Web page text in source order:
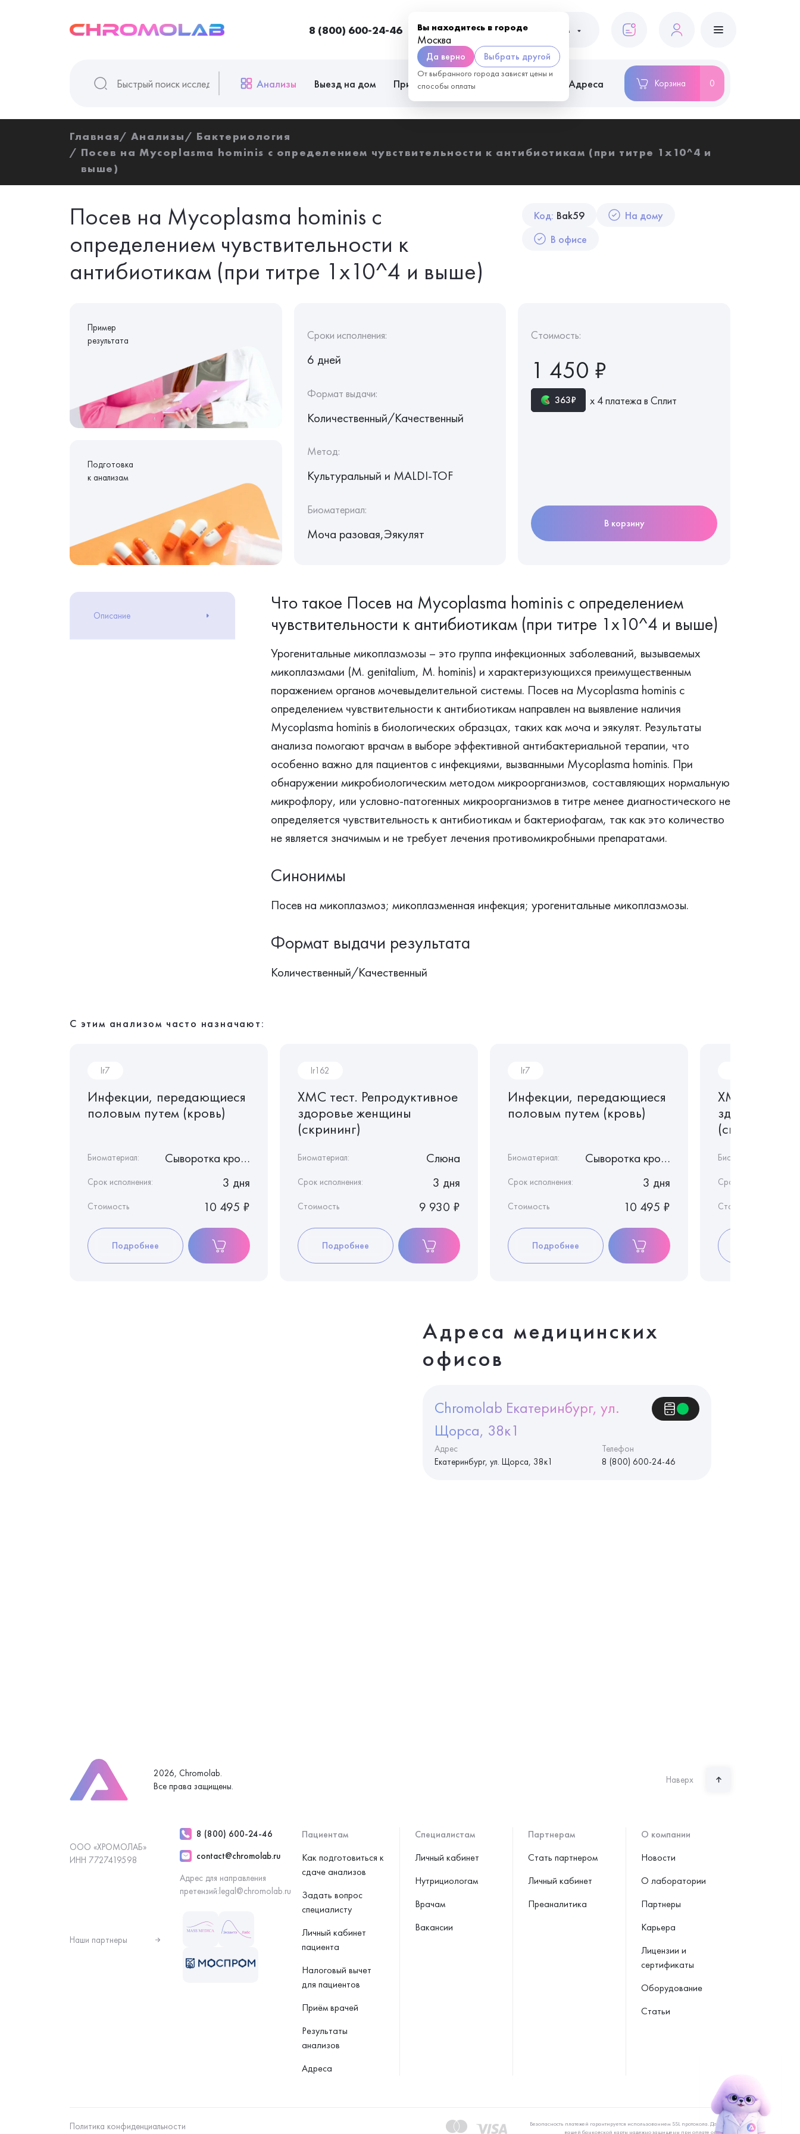
8 (800) 600-24-46 Вы находитесь в городе
Москва
Да верно Выбрать другой
От выбранного города зависят цены и
способы оплаты
Москва Пациентам
Анализы Выезд на дом Приём врачей Адреса Корзина 0
Главная Анализы
Бактериология
Посев на Mycoplasma hominis с определением чувствительности к антибиотикам (при титре 1х10^4 и
выше)
Код: Bak59
На дому
В офисе
Посев на Mycoplasma hominis с
определением чувствительности к
антибиотикам (при титре 1х10^4 и выше)
Пример
результата
Подготовка
к анализам
Сроки исполнения:
6 дней
Формат выдачи:
Количественный/Качественный
Метод:
Культуральный и MALDI-TOF
Биоматериал:
Моча разовая,Эякулят
Стоимость:
1 450 ₽
363₽ х 4 платежа в Сплит
В корзину
Описание
Что такое Посев на Mycoplasma hominis с определением
чувствительности к антибиотикам (при титре 1х10^4 и выше)
Урогенитальные микоплазмозы – это группа инфекционных заболеваний, вызываемых
микоплазмами (M. genitalium, M. hominis) и характеризующихся преимущественным
поражением органов мочевыделительной системы. Посев на Mycoplasma hominis с
определением чувствительности к антибиотикам направлен на выявление наличия
Mycoplasma hominis в биологических образцах, таких как моча и эякулят. Результаты
анализа помогают врачам в выборе эффективной антибактериальной терапии, что
особенно важно для пациентов с инфекциями, вызванными Mycoplasma hominis. При
обнаружении микробиологическим методом микроорганизмов, составляющих нормальную
микрофлору, или условно-патогенных микроорганизмов в титре менее диагностического не
определяется чувствительность к антибиотикам и бактериофагам, так как это количество
не является значимым и не требует лечения противомикробными препаратами.
Синонимы
Посев на микоплазмоз; микоплазменная инфекция; урогенитальные микоплазмозы.
Формат выдачи результата
Количественный/Качественный
С этим анализом часто назначают:
Ir7
Инфекции, передающиеся
половым путем (кровь)
Биоматериал: Сыворотка крови
Срок исполнения: 3 дня
Стоимость 10 495 ₽
Подробнее
Ir162
ХМС тест. Репродуктивное
здоровье женщины
(скрининг)
Биоматериал: Слюна
Срок исполнения: 3 дня
Стоимость 9 930 ₽
Подробнее
Ir7
Инфекции, передающиеся
половым путем (кровь)
Биоматериал: Сыворотка крови
Срок исполнения: 3 дня
Стоимость 10 495 ₽
Подробнее
ХМС тест.
здоровье
(скрининг)
Биоматериал:
Срок исполнения:
Стоимость
Адреса медицинских
офисов
Chromolab Екатеринбург, ул.
Щорса, 38к1
Адрес
Екатеринбург, ул. Щорса, 38к1
Телефон
8 (800) 600-24-46
2026, Chromolab.
Все права защищены.
Наверх
Пациентам
Как подготовиться к
сдаче анализов
Задать вопрос
специалисту
Личный кабинет
пациента
Налоговый вычет
для пациентов
Приём врачей
Результаты
анализов
Адреса
Специалистам
Личный кабинет
Нутрициологам
Врачам
Вакансии
Партнерам
Стать партнером
Личный кабинет
Преаналитика
О компании
Новости
О лаборатории
Партнеры
Карьера
Лицензии и
сертификаты
Оборудование
Статьи
ООО «ХРОМОЛАБ»
ИНН 7727419598
8 (800) 600-24-46
contact@chromolab.ru
Адрес для направления
претензий:legal@chromolab.ru
Наши партнеры
Политика конфиденциальности
Безопасность платежей гарантируется использованием SSL протокола. Данные
вашей банковской карты надежно защищены при оплате онлайн